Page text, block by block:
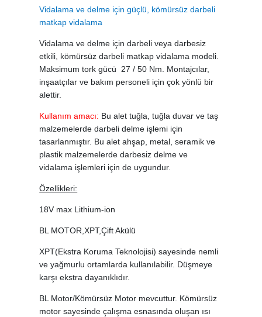
Vidalama ve delme için güçlü, kömürsüz darbeli
matkap vidalama
Vidalama ve delme için darbeli veya darbesiz
etkili, kömürsüz darbeli matkap vidalama modeli.
Maksimum tork gücü 27 / 50 Nm. Montajcılar,
inşaatçılar ve bakım personeli için çok yönlü bir
alettir.
Kullanım amacı: Bu alet tuğla, tuğla duvar ve taş
malzemelerde darbeli delme işlemi için
tasarlanmıştır. Bu alet ahşap, metal, seramik ve
plastik malzemelerde darbesiz delme ve
vidalama işlemleri için de uygundur.
Özellikleri:
18V max Lithium-ion
BL MOTOR,XPT,Çift Akülü
XPT(Ekstra Koruma Teknolojisi) sayesinde nemli
ve yağmurlu ortamlarda kullanılabilir. Düşmeye
karşı ekstra dayanıklıdır.
BL Motor/Kömürsüz Motor mevcuttur. Kömürsüz
motor sayesinde çalışma esnasında oluşan ısı